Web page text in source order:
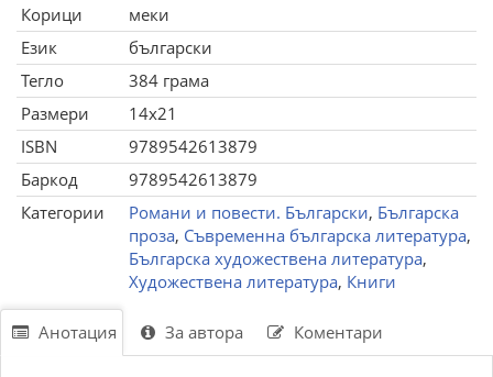
Корици
меки
Език
български
Тегло
384 грама
Размери
14x21
ISBN
9789542613879
Баркод
9789542613879
Категории
Романи и повести. Български, Българска
проза, Съвременна българска литература,
Българска художествена литература,
Художествена литература, Книги
Анотация За автора Коментари